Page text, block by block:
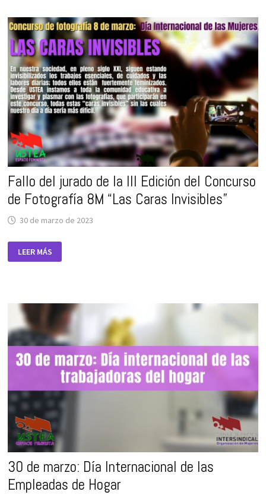
VISIBILIDAD
LÉSBICA
Fallo del jurado de la III Edición del Concurso
de Fotografía 8M “Las Caras Invisibles”
30 de marzo de 2023
FALLO DEL JURADO DE
LA
III
FOTOGRAFÍA
8M
“LAS CARAS
INVISIBLES”
LEER MÁS
30 de marzo: Día Internacional de las
Empleadas de Hogar